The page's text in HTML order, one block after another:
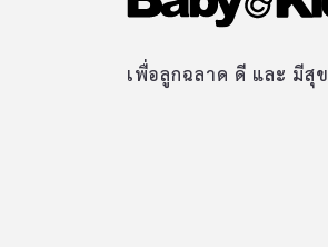
เพื่อลูกฉลาด ดี และ มีสุข